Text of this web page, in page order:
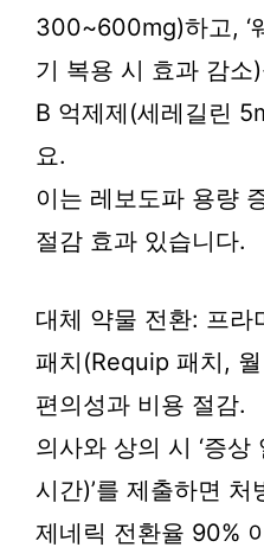
300~600mg)하고, ‘
기 복용 시 효과 감
B 억제제(세레길린
요.
이는 레보도파 용량
절감 효과 있습니다.
대체 약물 전환: 프라
패치(Requip 패치,
편의성과 비용 절감.
의사와 상의 시 ‘증
시간)’를 제출하면
제네릭 전환율 90%